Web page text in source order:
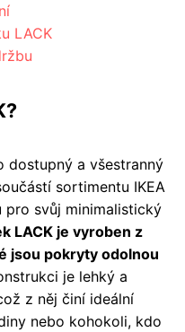
LACK
dostupný a všestranný
sortimentu IKEA
pro svůj minimalistický
LACK je vyroben z
jsou pokryty odolnou
je lehký a
z něj činí ideální
nebo kohokoli, kdo